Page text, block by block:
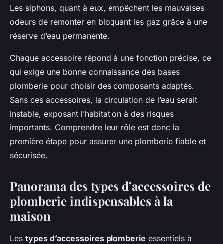
Les siphons, quant à eux, empêchent les mauvaises
odeurs de remonter en bloquant les gaz grâce à une
réserve d’eau permanente.
Chaque accessoire répond à une fonction précise, ce
qui exige une bonne connaissance des bases
plomberie pour choisir des composants adaptés.
Sans ces accessoires, la circulation de l’eau serait
instable, exposant l’habitation à des risques
importants. Comprendre leur rôle est donc la
première étape pour assurer une plomberie fiable et
sécurisée.
Panorama des types d’accessoires de
plomberie indispensables à la
maison
Les types d’accessoires plomberie essentiels à